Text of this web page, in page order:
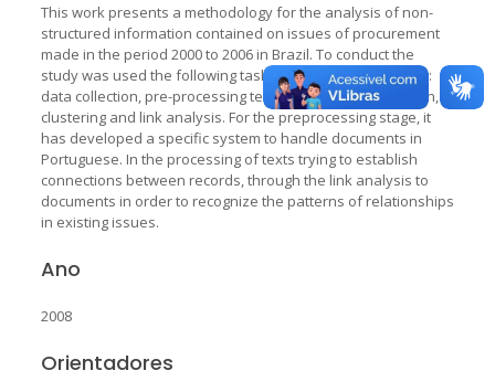
This work presents a methodology for the analysis of non-
structured information contained on issues of procurement
made in the period 2000 to 2006 in Brazil. To conduct the
study was used the following tasks involved in text mining:
data collection, pre-processing text, use data, classification,
clustering and link analysis. For the preprocessing stage, it
has developed a specific system to handle documents in
Portuguese. In the processing of texts trying to establish
connections between records, through the link analysis to
documents in order to recognize the patterns of relationships
in existing issues.
Ano
2008
Orientadores